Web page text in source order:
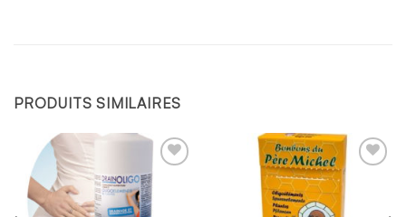
PRODUITS SIMILAIRES
Ajouter
liste de